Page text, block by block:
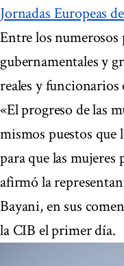
Jornadas Europeas
Entre los
gubernamentales y
reales y funcionarios
«El progreso de las
mismos puestos que
para que las
afirmó la
Bayani, en sus
la CIB el primer día.